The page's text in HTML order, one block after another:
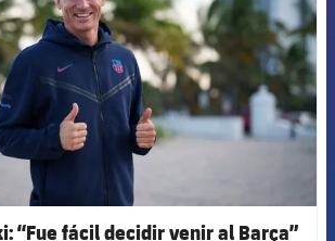
“Fue fácil decidir venir al Barça”